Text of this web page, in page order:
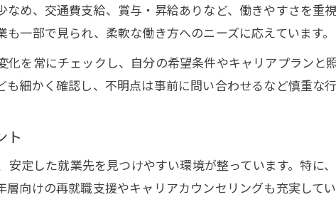
資格不要の求人選びで新しい自分を発見
愛知県で働く正社員求人の魅力を解説
愛知県求人の安定性と長期雇用の魅力
正社員求人で得られる安心の福利厚生
求人応募で重視したい企業の定着率情報
め、交通費支給、賞与・昇給ありなど、働きやすさを重
一部で見られ、柔軟な働き方へのニーズに応えています。
を常にチェックし、自分の希望条件やキャリアプランと
細かく確認し、不明点は事前に問い合わせるなど慎重な行
ト
定した就業先を見つけやすい環境が整っています。特に
向けの再就職支援やキャリアカウンセリングも充実してい
お問い合わせはこちら
お問い合わせはこちら